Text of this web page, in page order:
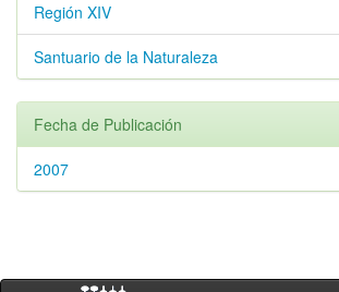
Región XIV
Santuario de la Naturaleza
Fecha de Publicación
2007